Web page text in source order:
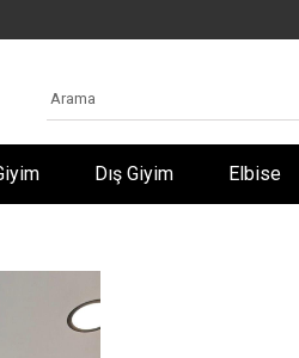
Dış Giyim Elbise